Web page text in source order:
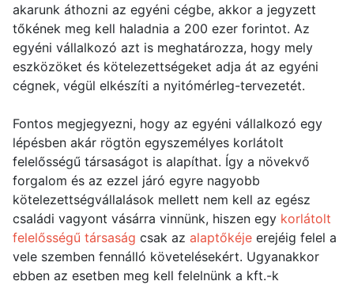
akarunk áthozni az egyéni cégbe, akkor a jegyzett
tőkének meg kell haladnia a 200 ezer forintot. Az
egyéni vállalkozó azt is meghatározza, hogy mely
eszközöket és kötelezettségeket adja át az egyéni
cégnek, végül elkészíti a nyitómérleg-tervezetét.
Fontos megjegyezni, hogy az egyéni vállalkozó egy
lépésben akár rögtön egyszemélyes korlátolt
felelősségű társaságot is alapíthat. Így a növekvő
forgalom és az ezzel járó egyre nagyobb
kötelezettségvállalások mellett nem kell az egész
családi vagyont vásárra vinnünk, hiszen egy korlátolt
felelősségű társaság csak az alaptőkéje erejéig felel a
vele szemben fennálló követelésekért. Ugyanakkor
ebben az esetben meg kell felelnünk a kft.-k